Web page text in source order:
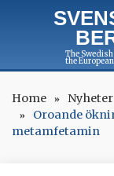
The
the
Home
Nyheter
Oroande
metamfetamin